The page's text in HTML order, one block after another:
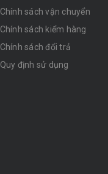
Chính sách vận chuyển
Chính sách kiểm hàng
Chính sách đổi trả
Quy định sử dụng